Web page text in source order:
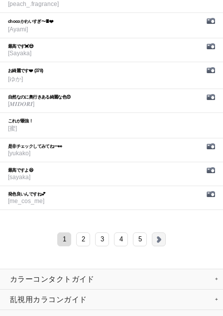
[peach_.fragrance]
chocoかわいすぎ〜🍫❤️
[Ayami]
最高です💓😍
[Sayaka]
お綺麗です❤️ (378)
[ゆか]
自然なのに奥行きある綺麗な色😍
[𝑴𝑰𝑫𝑶𝑹𝑰]
これが最強！
[蜜]
是非チェックしてみてねー👀
[yukako]
最高ですよ😆
[sayaka]
発色良いんですね💕︎
[me_cos_me]
1 2 3 4 5
カラーコンタクトガイド
乱視用カラコンガイド